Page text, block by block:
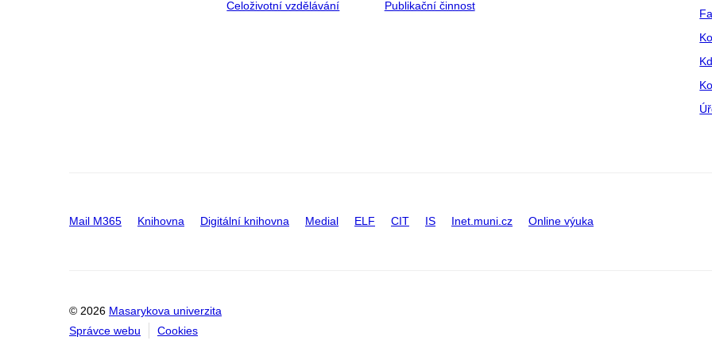
Celoživotní vzdělávání
Publikační činnost
Mail M365 Knihovna Digitální knihovna Medial ELF CIT IS Inet.muni.cz Online výuka
© 2026 Masarykova univerzita
Správce webu
Cookies